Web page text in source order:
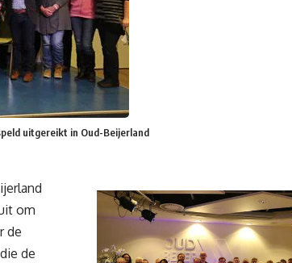
uitgereikt in Oud-Beijerland
om
de
de